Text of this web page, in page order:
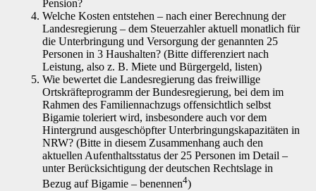
Pension?
Welche Kosten entstehen – nach einer Berechnung der
Landesregierung – dem Steuerzahler aktuell monatlich für
die Unterbringung und Versorgung der genannten 25
Personen in 3 Haushalten? (Bitte differenziert nach
Leistung, also z. B. Miete und Bürgergeld, listen)
Wie bewertet die Landesregierung das freiwillige
Ortskräfteprogramm der Bundesregierung, bei dem im
Rahmen des Familiennachzugs offensichtlich selbst
Bigamie toleriert wird, insbesondere auch vor dem
Hintergrund ausgeschöpfter Unterbringungskapazitäten in
NRW? (Bitte in diesem Zusammenhang auch den
aktuellen Aufenthaltsstatus der 25 Personen im Detail –
unter Berücksichtigung der deutschen Rechtslage in
Bezug auf Bigamie – benennen4)